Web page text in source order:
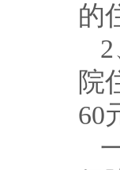
的
2
院
60